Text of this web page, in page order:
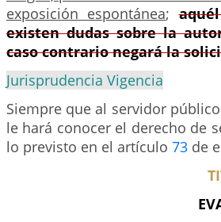
exposición espontánea;
existen dudas sobre la
caso contrario negará la
Jurisprudencia Vigencia
Siempre que al servidor
le hará conocer el derecho de
lo previsto en el artículo 73 de